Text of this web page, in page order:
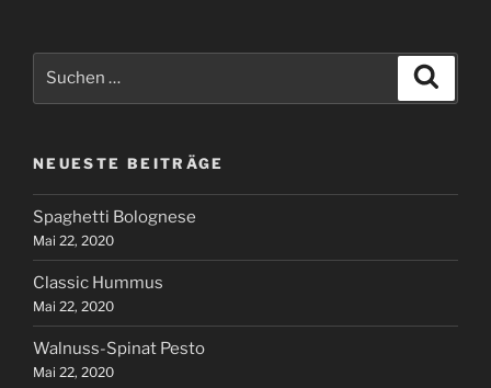
NEUESTE BEITRÄGE
Spaghetti Bolognese
Mai 22, 2020
Classic Hummus
Mai 22, 2020
Walnuss-Spinat Pesto
Mai 22, 2020